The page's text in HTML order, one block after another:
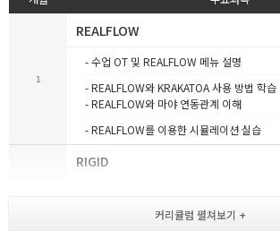
1
REALFLOW
- 수업 OT 및 REALFLOW 메뉴 설명
- REALFLOW와 KRAKATOA 사용 방법 학습
- REALFLOW와 마야 연동관계 이해
- REALFLOW를 이용한 시뮬레이션 실습
RIGID
- Rigid Body Dynamics와 Filds의 연결 관계